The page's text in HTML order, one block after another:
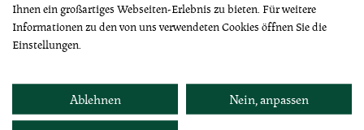
Ihnen ein großartiges Webseiten-Erlebnis zu bieten. Für weitere
Informationen zu den von uns verwendeten Cookies öffnen Sie die
Einstellungen.
Ablehnen Nein, anpassen